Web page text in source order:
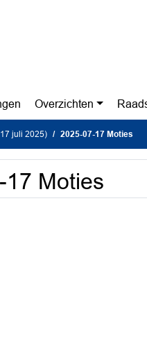
Overzichten
juli 2025) 2025-07-17 Moties
17 Moties